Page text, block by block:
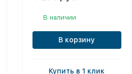
В наличии
В корзину
Купить в 1 клик